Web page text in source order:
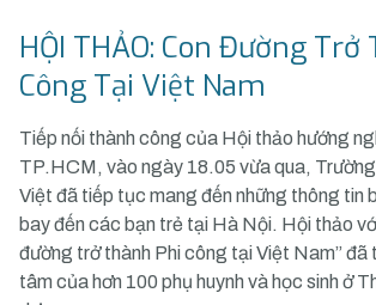
HỘI THẢO: Con Đường Trở
Công Tại Việt Nam
Tiếp nối thành công của Hội thảo hướng
TP.HCM, vào ngày 18.05 vừa qua,
Việt đã tiếp tục mang đến những thông tin
bay đến các bạn trẻ tại Hà Nội. Hội thảo
đường trở thành Phi công tại Việt Nam” đã
tâm của hơn 100 phụ huynh và học sinh ở